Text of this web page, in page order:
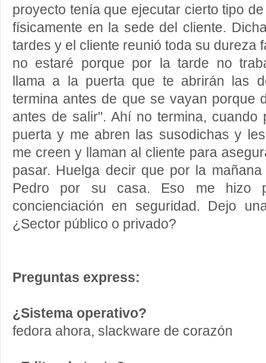
proyecto tenía que ejecutar cierto tipo
físicamente en la sede del cliente.
tardes y el cliente reunió toda su dureza
no estaré porque por la tarde no
llama a la puerta que te abrirán las
termina antes de que se vayan porque
antes de salir". Ahí no termina,
puerta y me abren las susodichas y
me creen y llaman al cliente para
pasar. Huelga decir que por la
Pedro por su casa. Eso me hizo
concienciación en seguridad. Dejo
¿Sector público o privado?
Preguntas express:
¿Sistema operativo?
fedora ahora, slackware de corazón